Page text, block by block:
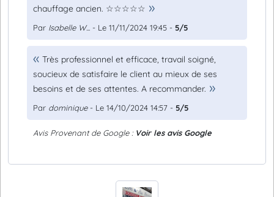
chauffage ancien. ☆☆☆☆☆
Par Isabelle W... - Le 11/11/2024 19:45 - 5/5
Très professionnel et efficace, travail soigné,
soucieux de satisfaire le client au mieux de ses
besoins et de ses attentes. A recommander.
Par dominique- Le 14/10/2024 14:57 - 5/5
Avis Provenant de Google : Voir les avis Google